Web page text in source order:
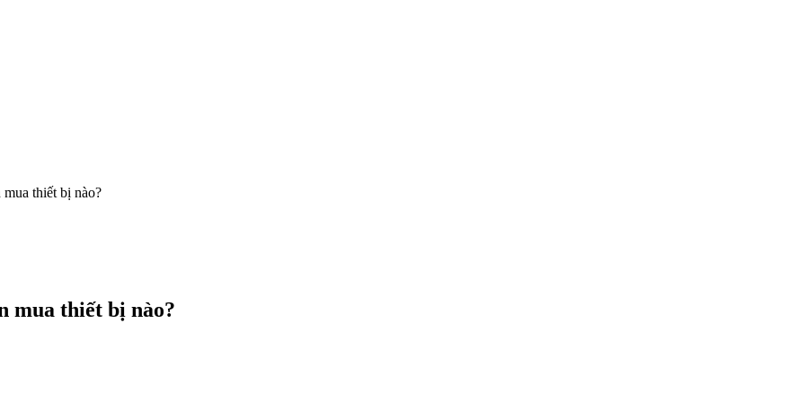
thiết bị nào?
mua thiết bị nào?